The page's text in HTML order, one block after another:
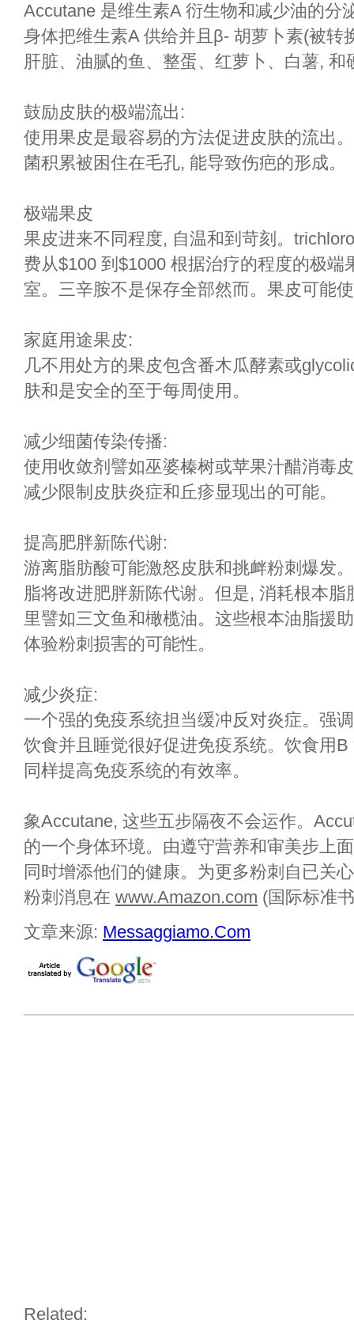
Accutane 是维生素A 衍生物和减少油的分
身体把维生素A 供给并且β- 胡萝卜素(被转
肝脏、油腻的鱼、整蛋、红萝卜、白薯, 和
鼓励皮肤的极端流出:
使用果皮是最容易的方法促进皮肤的流出
菌积累被困住在毛孔, 能导致伤疤的形成。
极端果皮
果皮进来不同程度, 自温和到苛刻。
费从$100 到$1000 根据治疗的程度的极
室。三辛胺不是保存全部然而。果皮可能
家庭用途果皮:
几不用处方的果皮包含番木瓜酵素或
肤和是安全的至于每周使用。
减少细菌传染传播:
使用收敛剂譬如巫婆榛树或苹果汁醋消毒
减少限制皮肤炎症和丘疹显现出的可能。
提高肥胖新陈代谢:
游离脂肪酸可能激怒皮肤和挑衅粉刺爆发
脂将改进肥胖新陈代谢。但是, 消耗根本
里譬如三文鱼和橄榄油。这些根本油脂援
体验粉刺损害的可能性。
减少炎症:
一个强的免疫系统担当缓冲反对炎症。强
饮食并且睡觉很好促进免疫系统。饮食用
同样提高免疫系统的有效率。
象Accutane, 这些五步隔夜不会运作。
的一个身体环境。由遵守营养和审美步上
同时增添他们的健康。为更多粉刺自已关
粉刺消息在 www.Amazon.com (国际标准
文章来源: Messaggiamo.Com
Related: